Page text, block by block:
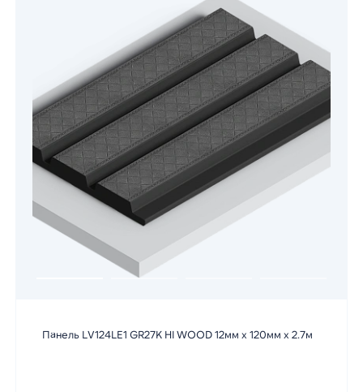
Панель LV124LE1 GR27K HI WOOD 12мм х 120мм х 2.7м